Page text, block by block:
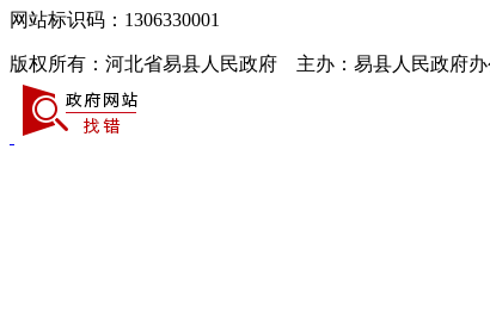
网站标识码：1306330001
版权所有：河北省易县人民政府 主办：易县人民政府办